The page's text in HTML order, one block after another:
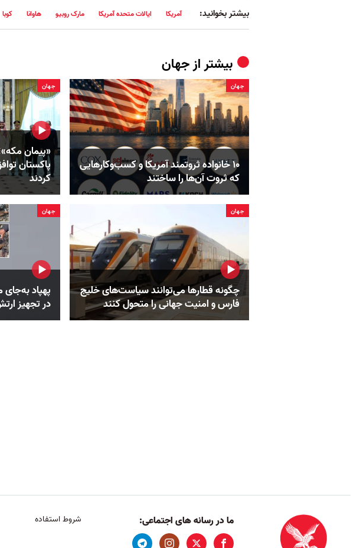
بیشتر بخوانید: آمریکا ایالات متحده آمریکا مارک روبیو هاوانا کوبا
بیشتر ازجهان
جهان
۱۰ خانواده ثروتمند آمریکا و کسب‌وکارهایی
که ثروت آن‌ها را ساختند
جهان
«پیمان
پاکستان
کردند
جهان
چگونه قطارها می‌توانند سیاست‌های خلیج
فارس و امنیت جهانی را متحول کنند
جهان
پهپاد به‌جای
در تجهیز
ما در رسانه های اجتماعی: شروط استفاده